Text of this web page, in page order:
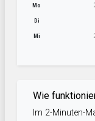
Mo
Di
Mi
Wie
Im 2-Minuten-